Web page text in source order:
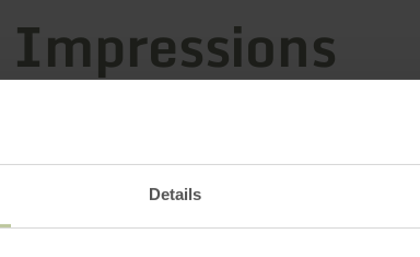
Details
Impressions